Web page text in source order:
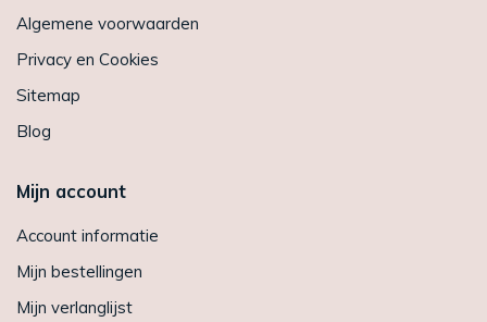
Algemene voorwaarden
Privacy en Cookies
Sitemap
Blog
Mijn account
Account informatie
Mijn bestellingen
Mijn verlanglijst